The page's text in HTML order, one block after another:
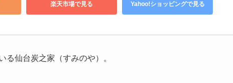
楽天市場で見る Yahoo!ショッピングで見る
る仙台炭之家（すみのや）。